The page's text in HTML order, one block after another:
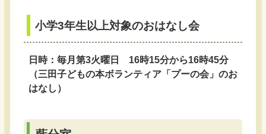
小学3年生以上対象のおはなし会
日時：毎月第3火曜日 16時15分から16時45分
（三田子どもの本ボランティア「プーの会」のお
はなし）